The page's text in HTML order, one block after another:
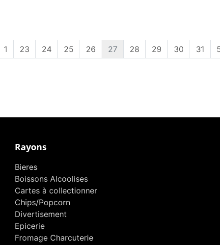
1 23 24 25 26 27 28 29 30 31
Rayons
Bieres
Boissons Alcoolises
Cartes à collectionner
Chips/Popcorn
Divertisement
Epicerie
Fromage Charcuterie